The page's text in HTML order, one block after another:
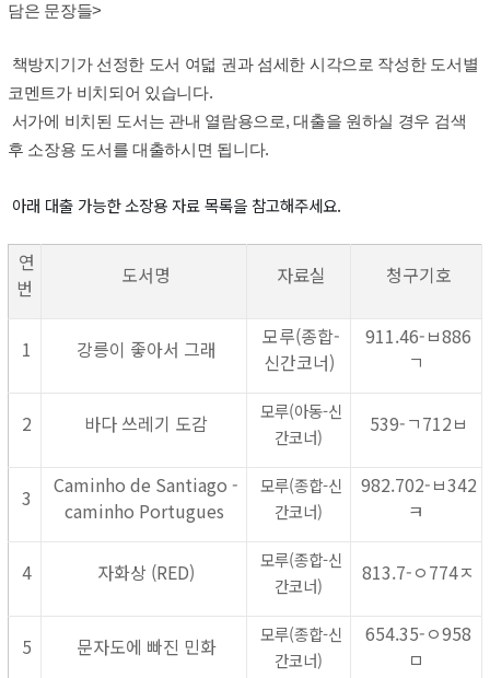
담은 문장들>
책방지기가 선정한 도서 여덟 권과 섬세한 시각으로 작성한 도서별
코멘트가 비치되어 있습니다.
서가에 비치된 도서는 관내 열람용으로, 대출을 원하실 경우 검색
후 소장용 도서를 대출하시면 됩니다.
아래 대출 가능한 소장용 자료 목록을 참고해주세요.
연
번
도서명 자료실 청구기호
1 강릉이 좋아서 그래
모루(종합-
신간코너)
911.46-ㅂ886
ㄱ
2 바다 쓰레기 도감
모루(아동-신
간코너)
539-ㄱ712ㅂ
3
Caminho de Santiago -
caminho Portugues
모루(종합-신
간코너)
982.702-ㅂ342
ㅋ
4 자화상 (RED)
모루(종합-신
간코너)
813.7-ㅇ774ㅈ
5 문자도에 빠진 민화
모루(종합-신
간코너)
654.35-ㅇ958
ㅁ